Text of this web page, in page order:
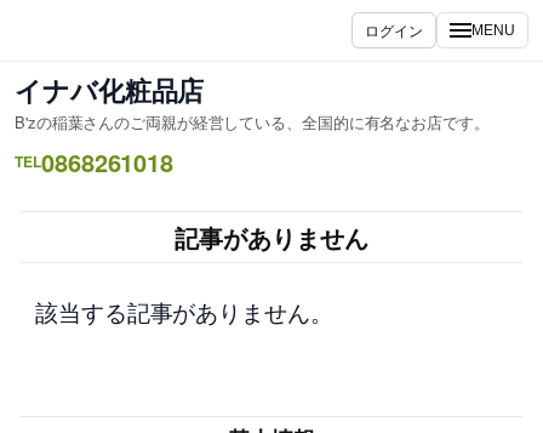
ス
キ
ッ
ログイン MENU
イナバ化粧品店
B'zの稲葉さんのご両親が経営している、全国的に有名なお店です。
TEL0868261018
記事がありません
該当する記事がありません。